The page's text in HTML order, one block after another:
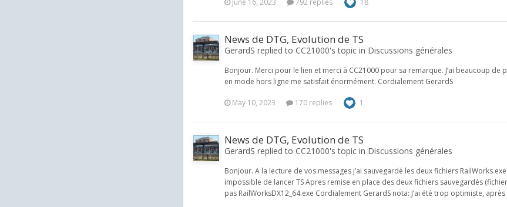
June 16, 2023 792 replies 18
News de DTG, Evolution de TS
GerardS replied to CC21000's topic in Discussions générales
Bonjour. Merci pour le lien et merci à CC21000 pour sa remarque. J’ai beaucoup
en mode hors ligne me satisfait énormément. Cordialement GerardS
May 10, 2023 170 replies 1
News de DTG, Evolution de TS
GerardS replied to CC21000's topic in Discussions générales
Bonjour. A la lecture de vos messages j’ai sauvegardé les deux fichiers
impossible de lancer TS Apres remise en place des deux fichiers sauvegardés
pas RailWorksDX12_64.exe Cordialement GerardS nota: J’ai été trop optimiste,